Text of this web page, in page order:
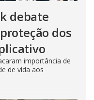
debate
dos
importância de
de vida aos